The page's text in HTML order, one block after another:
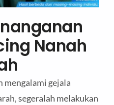
Nanah
mengalami gejala
segeralah melakukan